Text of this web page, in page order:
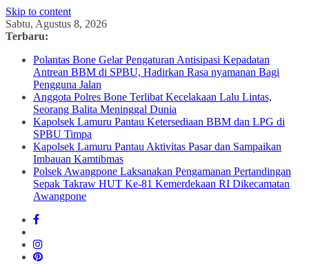
Skip to content
Sabtu, Agustus 8, 2026
Terbaru:
Polantas Bone Gelar Pengaturan Antisipasi Kepadatan
Antrean BBM di SPBU, Hadirkan Rasa nyamanan Bagi
Pengguna Jalan
Anggota Polres Bone Terlibat Kecelakaan Lalu Lintas,
Seorang Balita Meninggal Dunia
Kapolsek Lamuru Pantau Ketersediaan BBM dan LPG di
SPBU Timpa
Kapolsek Lamuru Pantau Aktivitas Pasar dan Sampaikan
Imbauan Kamtibmas
Polsek Awangpone Laksanakan Pengamanan Pertandingan
Sepak Takraw HUT Ke-81 Kemerdekaan RI Dikecamatan
Awangpone